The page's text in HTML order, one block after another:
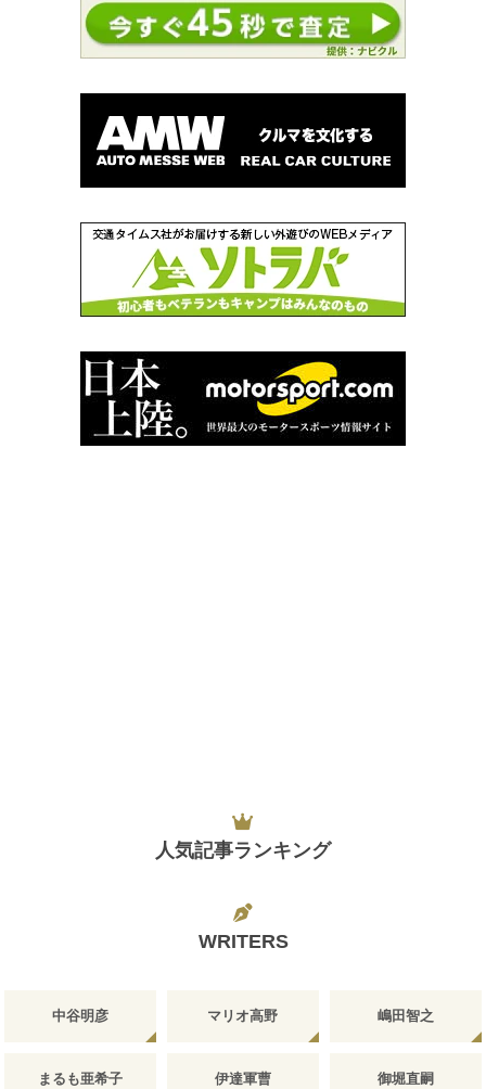
人気記事ランキング
WRITERS
中谷明彦 マリオ高野 嶋田智之
まるも亜希子 伊達軍曹 御堀直嗣